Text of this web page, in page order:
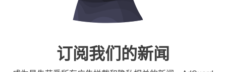
订阅我们的新闻